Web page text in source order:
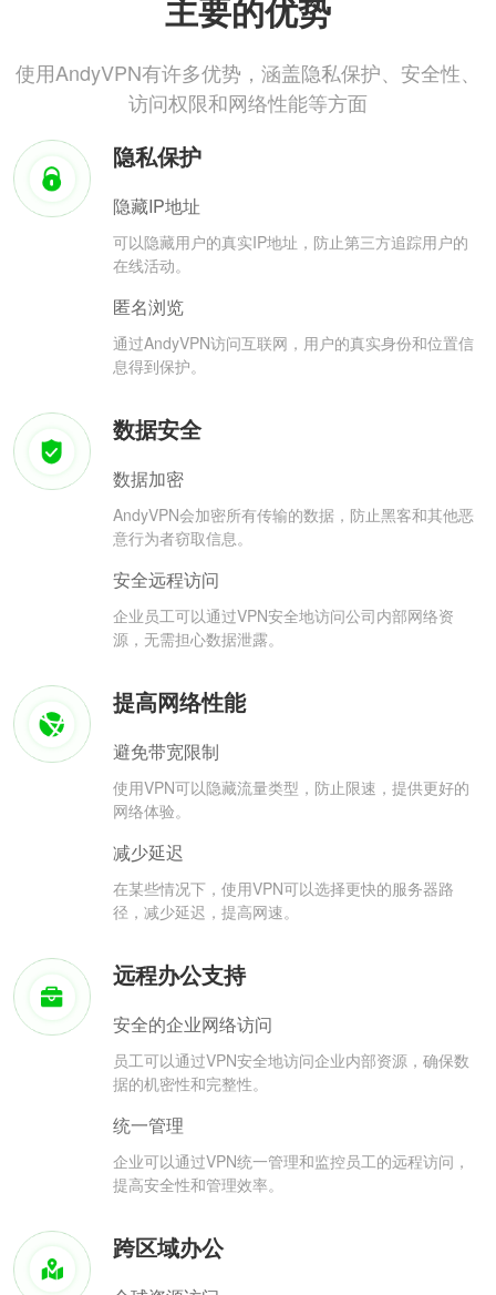
主要的优势
使用AndyVPN有许多优势，涵盖隐私保护、安全性、
访问权限和网络性能等方面
隐私保护
隐藏IP地址
可以隐藏用户的真实IP地址，防止第三方追踪用户的
在线活动。
匿名浏览
通过AndyVPN访问互联网，用户的真实身份和位置信
息得到保护。
数据安全
数据加密
AndyVPN会加密所有传输的数据，防止黑客和其他恶
意行为者窃取信息。
安全远程访问
企业员工可以通过VPN安全地访问公司内部网络资
源，无需担心数据泄露。
提高网络性能
避免带宽限制
使用VPN可以隐藏流量类型，防止限速，提供更好的
网络体验。
减少延迟
在某些情况下，使用VPN可以选择更快的服务器路
径，减少延迟，提高网速。
远程办公支持
安全的企业网络访问
员工可以通过VPN安全地访问企业内部资源，确保数
据的机密性和完整性。
统一管理
企业可以通过VPN统一管理和监控员工的远程访问，
提高安全性和管理效率。
跨区域办公